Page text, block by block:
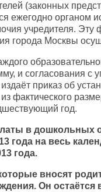
(законных
ежегодно органом
учредителя. Эту
города Москвы
и согласования
приказ об
фактического
год.
в дошкольных
года на весь
года.
вносят
Он